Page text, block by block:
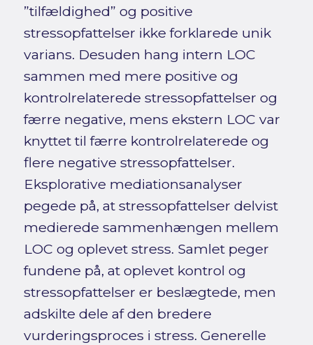
”tilfældighed” og positive
stressopfattelser ikke forklarede unik
varians. Desuden hang intern LOC
sammen med mere positive og
kontrolrelaterede stressopfattelser og
færre negative, mens ekstern LOC var
knyttet til færre kontrolrelaterede og
flere negative stressopfattelser.
Eksplorative mediationsanalyser
pegede på, at stressopfattelser delvist
medierede sammenhængen mellem
LOC og oplevet stress. Samlet peger
fundene på, at oplevet kontrol og
stressopfattelser er beslægtede, men
adskilte dele af den bredere
vurderingsproces i stress. Generelle